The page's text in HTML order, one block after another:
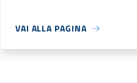
VAI ALLA PAGINA